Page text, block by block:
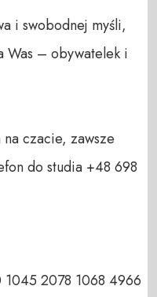
i swobodnej myśli,
Was – obywatelek i
na czacie, zawsze
do studia +48 698
2078 1068 4966